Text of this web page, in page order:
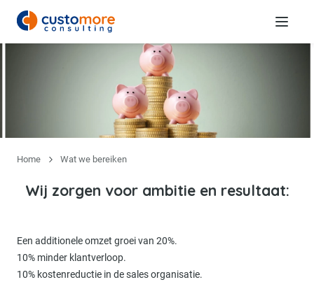
Menu
Home Wat we bereiken
Wij zorgen voor ambitie en resultaat:
Een additionele omzet groei van 20%.
10% minder klantverloop.
10% kostenreductie in de sales organisatie.